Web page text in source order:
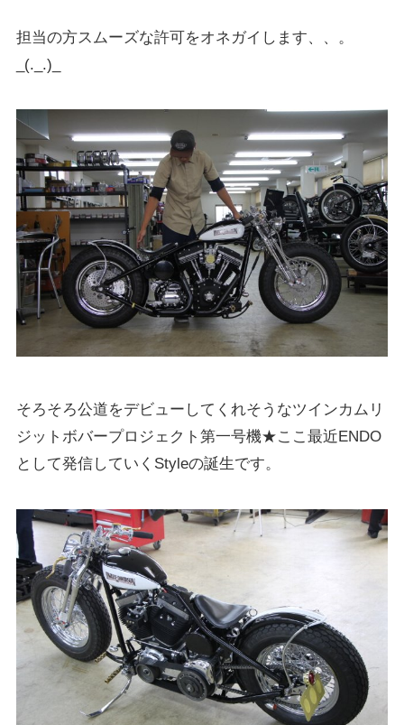
担当の方スムーズな許可をオネガイします、、。
_(._.)_
そろそろ公道をデビューしてくれそうなツインカムリ
ジットボバープロジェクト第一号機★ここ最近ENDO
として発信していくStyleの誕生です。